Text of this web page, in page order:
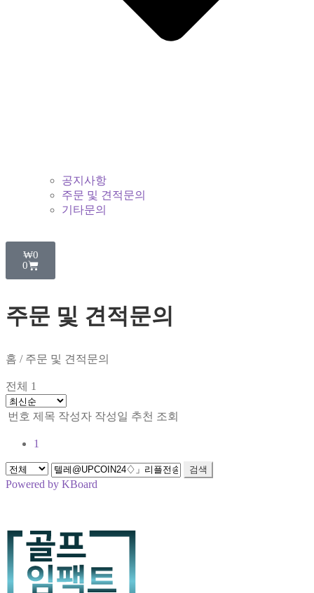
공지사항
주문 및 견적문의
기타문의
₩0
0
주문 및 견적문의
홈 / 주문 및 견적문의
전체 1
번호 제목 작성자 작성일 추천 조회
1
검색
Powered by KBoard